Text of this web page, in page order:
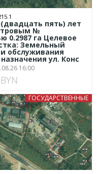
пять) лет
№
0.2987 га Целевое
Земельный
обслуживания
ул. Конс
16:00
BYN
ГОСУДАРСТВЕННЫЕ